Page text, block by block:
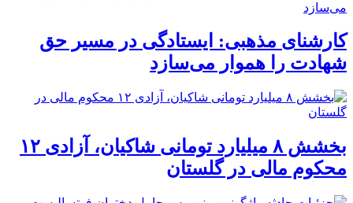
کارشنای مذهبی: ایستادگی در مسیر حق
شهادت را هموار می‌سازد
بخشش ۸ میلیارد تومانی شاکیان، آزادی ۱۲
محکوم مالی در گلستان